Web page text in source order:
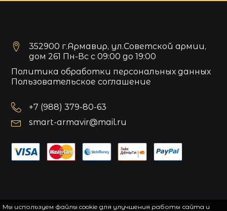
352900 г.Армавир, ул.Советской армии,
дом 261 Пн-Вс с 09:00 до 19:00
Политика обработки персональных данных
Пользовательское соглашение
+7 (988) 379-80-63
smart-armavir@mail.ru
Мы используем файлы cookie для улучшения работы сайта и